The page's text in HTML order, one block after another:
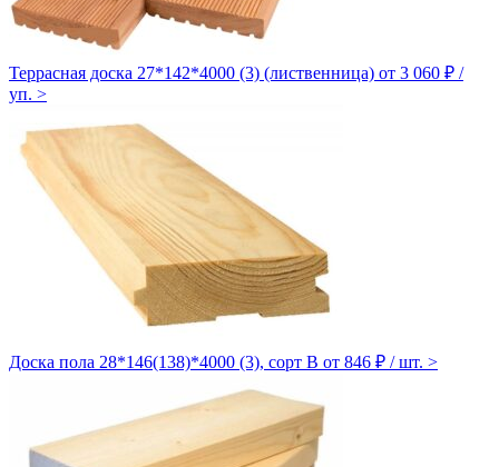
Террасная доска 27*142*4000 (3) (лиственница) от 3 060 ₽ /
уп. >
Доска пола 28*146(138)*4000 (3), сорт B от 846 ₽ / шт. >